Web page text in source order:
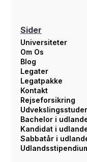
Sider
Universiteter
Om Os
Blog
Legater
Legatpakke
Kontakt
Rejseforsikring
Bachelor i
Kandidat i
Sabbatår i